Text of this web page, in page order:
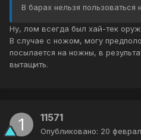
В барах нельзя
Ну, лом всегда был хай-тек
В случае с ножом, могу
посылается на ножны, в
вытащить.
11571
Опубликовано: 20